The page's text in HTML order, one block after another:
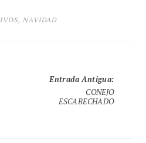
, NAVIDAD
Entrada Antigua:
CONEJO
ESCABECHADO